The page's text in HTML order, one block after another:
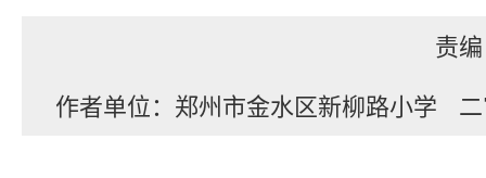
责
作者单位：郑州市金水区新柳路小学